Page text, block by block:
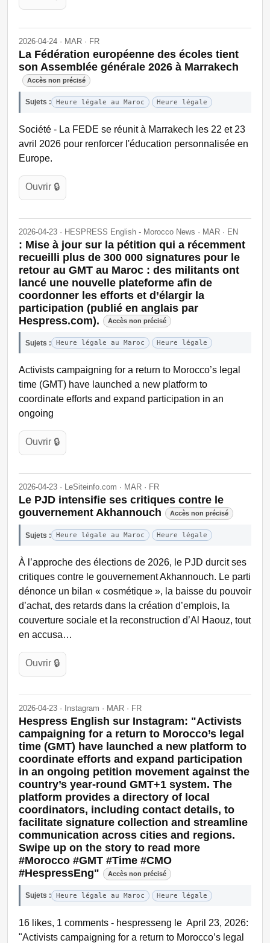
2026-04-24 · MAR · FR
La Fédération européenne des écoles tient
son Assemblée générale 2026 à Marrakech
Accès non précisé
Sujets : Heure légale au Maroc Heure légale
Société - La FEDE se réunit à Marrakech les 22 et 23
avril 2026 pour renforcer l'éducation personnalisée en
Europe.
Ouvrir 🔒
2026-04-23 · HESPRESS English - Morocco News · MAR · EN
: Mise à jour sur la pétition qui a récemment
recueilli plus de 300 000 signatures pour le
retour au GMT au Maroc : des militants ont
lancé une nouvelle plateforme afin de
coordonner les efforts et d’élargir la
participation (publié en anglais par
Hespress.com).
Accès non précisé
Sujets : Heure légale au Maroc Heure légale
Activists campaigning for a return to Morocco’s legal
time (GMT) have launched a new platform to
coordinate efforts and expand participation in an
ongoing
Ouvrir 🔒
2026-04-23 · LeSiteinfo.com · MAR · FR
Le PJD intensifie ses critiques contre le
gouvernement Akhannouch
Accès non précisé
Sujets : Heure légale au Maroc Heure légale
À l’approche des élections de 2026, le PJD durcit ses
critiques contre le gouvernement Akhannouch. Le parti
dénonce un bilan « cosmétique », la baisse du pouvoir
d’achat, des retards dans la création d’emplois, la
couverture sociale et la reconstruction d’Al Haouz, tout
en accusa…
Ouvrir 🔒
2026-04-23 · Instagram · MAR · FR
Hespress English sur Instagram: "Activists
campaigning for a return to Morocco’s legal
time (GMT) have launched a new platform to
coordinate efforts and expand participation
in an ongoing petition movement against the
country’s year-round GMT+1 system. The
platform provides a directory of local
coordinators, including contact details, to
facilitate signature collection and streamline
communication across cities and regions.
Swipe up on the story to read more
#Morocco #GMT #Time #CMO
#HespressEng"
Accès non précisé
Sujets : Heure légale au Maroc Heure légale
16 likes, 1 comments - hespresseng le April 23, 2026:
"Activists campaigning for a return to Morocco’s legal